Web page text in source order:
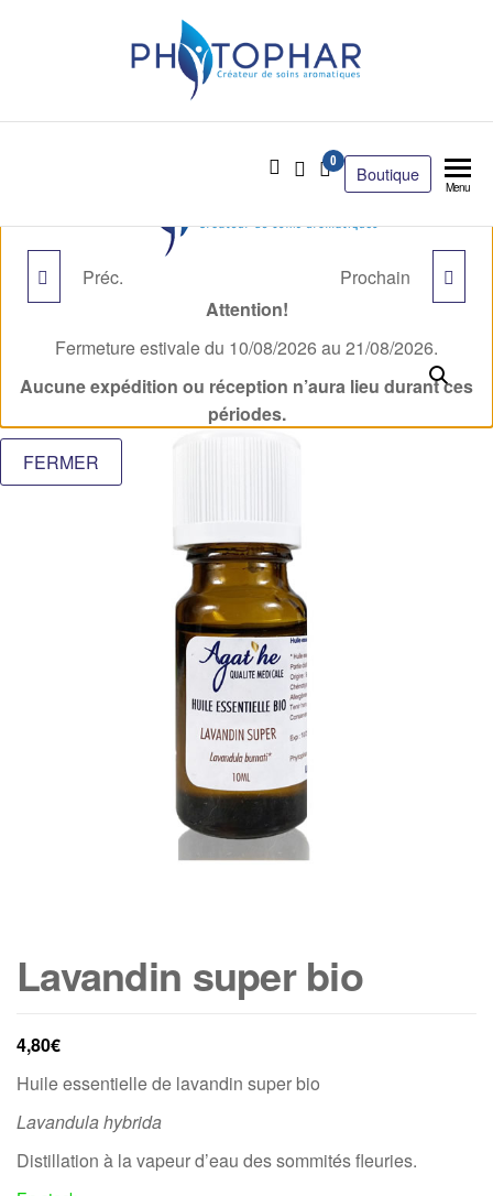
Boutique
0
Menu
MANDARINE ROUGE
Préc. PAMPLEMOUSSE BIO
Prochain
Lavandin super bio
4,80€
Huile essentielle de lavandin super bio
Lavandula hybrida
Distillation à la vapeur d’eau des sommités fleuries.
Attention!
Fermeture estivale du 10/08/2026 au 21/08/2026.
Aucune expédition ou réception n’aura lieu durant ces
périodes.
FERMER